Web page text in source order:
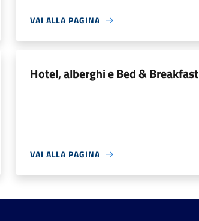
VAI ALLA PAGINA
Hotel, alberghi e Bed & Breakfast
VAI ALLA PAGINA